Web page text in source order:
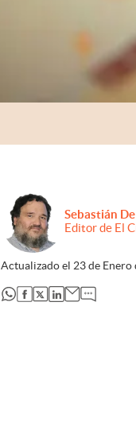
Sebastián
Editor de El
Actualizado el 23 de Enero
abre en nueva pestaña
abre en nueva
abre en nueva
abre en